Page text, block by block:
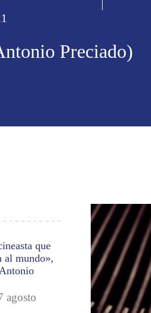
Preciado)
que
al mundo»,
agosto